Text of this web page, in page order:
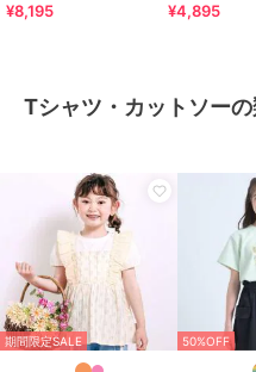
¥8,195 ¥4,895
Tシャツ・カットソー
期間限定SALE 50%OFF